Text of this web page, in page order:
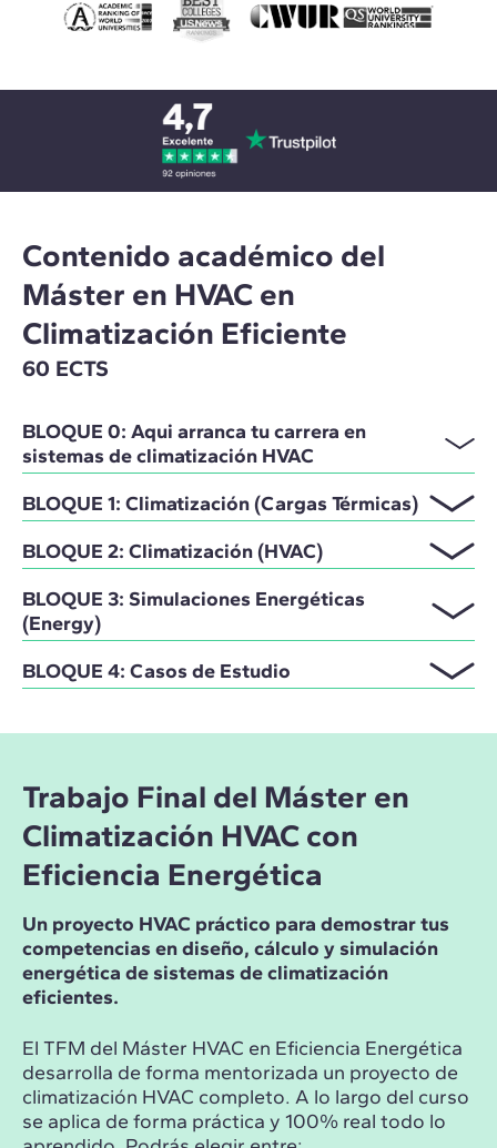
Contenido académico del
Máster en HVAC en
Climatización Eficiente
60 ECTS
BLOQUE 0: Aqui arranca tu carrera en
sistemas de climatización HVAC
BLOQUE 1: Climatización (Cargas Térmicas)
BLOQUE 2: Climatización (HVAC)
BLOQUE 3: Simulaciones Energéticas
(Energy)
BLOQUE 4: Casos de Estudio
Trabajo Final del Máster en
Climatización HVAC con
Eficiencia Energética
Un proyecto HVAC práctico para demostrar tus
competencias en diseño, cálculo y simulación
energética de sistemas de climatización
eficientes.
El TFM del Máster HVAC en Eficiencia Energética
desarrolla de forma mentorizada un proyecto de
climatización HVAC completo. A lo largo del curso
se aplica de forma práctica y 100% real todo lo